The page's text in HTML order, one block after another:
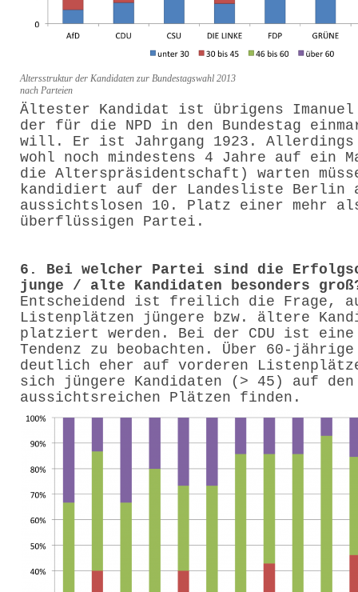
Altersstruktur der Kandidaten zur Bundestagswahl 2013
nach Parteien
Ältester Kandidat ist übrigens Imanuel
der für die NPD in den Bundestag
will. Er ist Jahrgang 1923.
wohl noch mindestens 4 Jahre auf ein
die Alterspräsidentschaft) warten
kandidiert auf der Landesliste Berlin
aussichtslosen 10. Platz einer mehr
überflüssigen Partei.
6. Bei welcher Partei sind die
junge / alte Kandidaten besonders
Entscheidend ist freilich die Frage,
Listenplätzen jüngere bzw. ältere
platziert werden. Bei der CDU ist
Tendenz zu beobachten. Über 60-
deutlich eher auf vorderen
sich jüngere Kandidaten (> 45) auf den
aussichtsreichen Plätzen finden.